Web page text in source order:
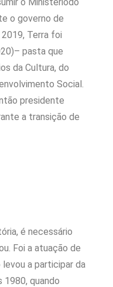
o governo de
Terra foi
pasta que
da Cultura, do
Social.
presidente
a transição de
é necessário
Foi a atuação de
levou a participar da
1980, quando